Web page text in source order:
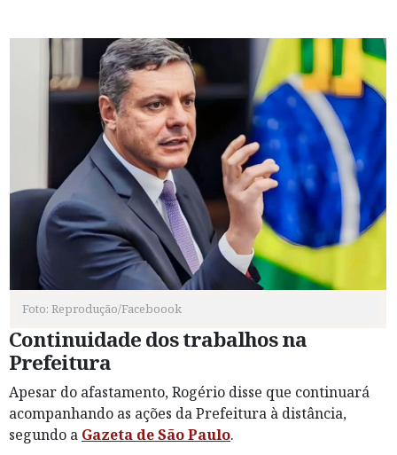
Foto: Reprodução/Faceboook
Continuidade dos trabalhos na
Prefeitura
Apesar do afastamento, Rogério disse que continuará
acompanhando as ações da Prefeitura à distância,
segundo a Gazeta de São Paulo.